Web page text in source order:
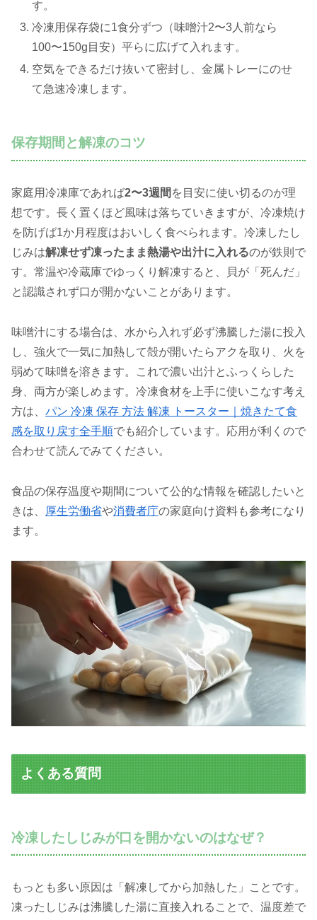
す。
冷凍用保存袋に1食分ずつ（味噌汁2〜3人前なら
100〜150g目安）平らに広げて入れます。
空気をできるだけ抜いて密封し、金属トレーにのせ
て急速冷凍します。
保存期間と解凍のコツ
家庭用冷凍庫であれば2〜3週間 を目安に使い切るのが理
想です。長く置くほど風味は落ちていきますが、冷凍焼け
を防げば1か月程度はおいしく食べられます。冷凍したし
じみは解凍せず凍ったまま熱湯や出汁に入れるのが鉄則で
す。常温や冷蔵庫でゆっくり解凍すると、貝が「死んだ」
と認識されず口が開かないことがあります。
味噌汁にする場合は、水から入れず必ず沸騰した湯に投入
し、強火で一気に加熱して殻が開いたらアクを取り、火を
弱めて味噌を溶きます。これで濃い出汁とふっくらした
身、両方が楽しめます。冷凍食材を上手に使いこなす考え
方は、 パン 冷凍 保存 方法 解凍 トースター｜焼きたて食
感を取り戻す全手順でも紹介しています。応用が利くので
合わせて読んでみてください。
食品の保存温度や期間について公的な情報を確認したいと
きは、
厚生労働省や消費者庁の家庭向け資料も参考になり
ます。
よくある質問
冷凍したしじみが口を開かないのはなぜ？
もっとも多い原因は「解凍してから加熱した」ことです。
凍ったしじみは沸騰した湯に直接入れることで、温度差で